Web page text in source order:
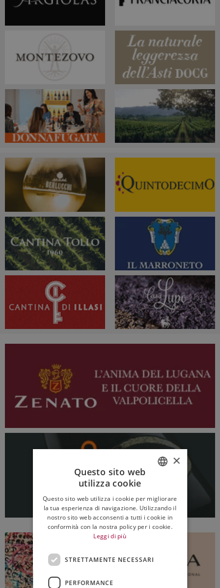
ENGLISH
×
Questo sito web
utilizza cookie
Questo sito web utilizza i cookie per migliorare
la tua esperienza di navigazione. Utilizzando il
nostro sito web acconsenti a tutti i cookie in
conformità con la nostra policy per i cookie.
Leggi di più
STRETTAMENTE NECESSARI
PERFORMANCE